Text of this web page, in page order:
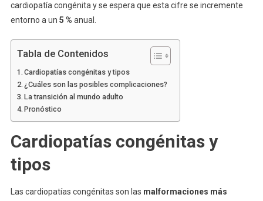
cardiopatía congénita y se espera que esta cifre se incremente
entorno a un 5 % anual.
Tabla de Contenidos
Cardiopatías congénitas y tipos
¿Cuáles son las posibles complicaciones?
La transición al mundo adulto
Pronóstico
Cardiopatías congénitas y
tipos
Las cardiopatías congénitas son las malformaciones más